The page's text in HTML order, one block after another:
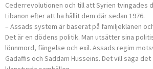
Cederrevolutionen och till att Syrien tvingades
Libanon efter att ha hållit dem där sedan 1976.
– Assads system är baserat på familjeklanen
Det är en dödens politik. Man utsätter sina
lönnmord, fängelse och exil. Assads regim
Gadaffis och Saddam Husseins. Det vill säga